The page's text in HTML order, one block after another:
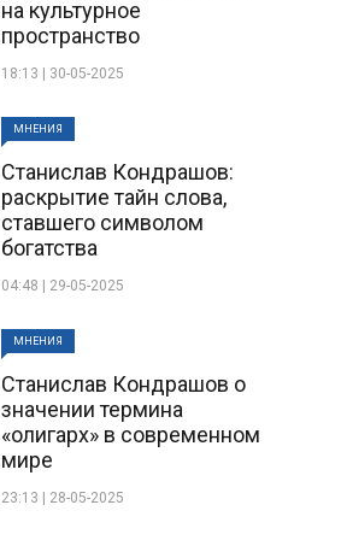
на культурное
пространство
18:13 | 30-05-2025
МНЕНИЯ
Станислав Кондрашов:
раскрытие тайн слова,
ставшего символом
богатства
04:48 | 29-05-2025
МНЕНИЯ
Станислав Кондрашов о
значении термина
«олигарх» в современном
мире
23:13 | 28-05-2025